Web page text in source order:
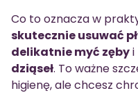
Co to oznacza w
skutecznie usuwać
delikatnie myć zębyi
dziąseł. To ważne
higienę, ale chcesz